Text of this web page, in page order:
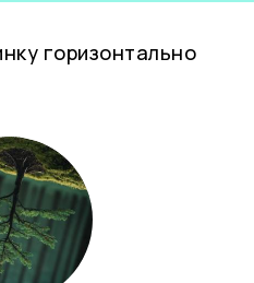
горизонтально